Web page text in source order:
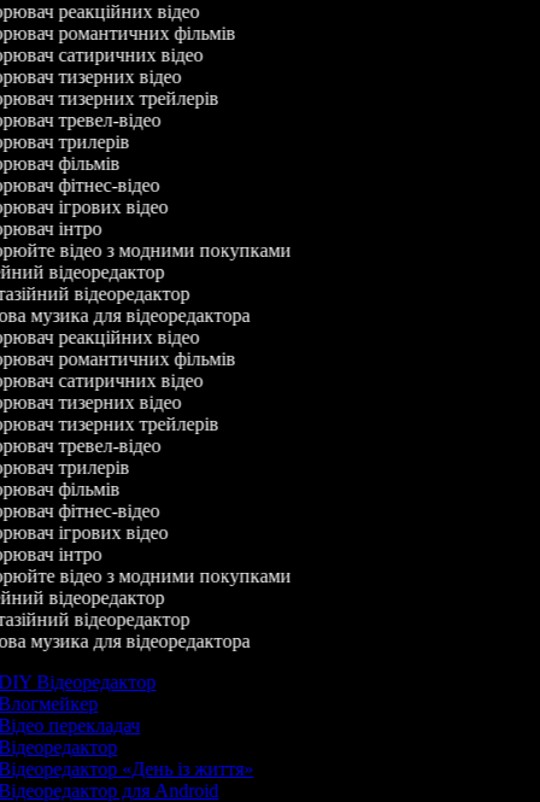
реакційних відео
романтичних фільмів
сатиричних відео
тизерних відео
тизерних трейлерів
тревел-відео
трилерів
фільмів
фітнес-відео
ігрових відео
інтро
відео з модними покупками
відеоредактор
відеоредактор
музика для відеоредактора
реакційних відео
романтичних фільмів
сатиричних відео
тизерних відео
тизерних трейлерів
тревел-відео
трилерів
фільмів
фітнес-відео
ігрових відео
інтро
відео з модними покупками
відеоредактор
відеоредактор
музика для відеоредактора
Відеоредактор
перекладач
«День із життя»
для Android